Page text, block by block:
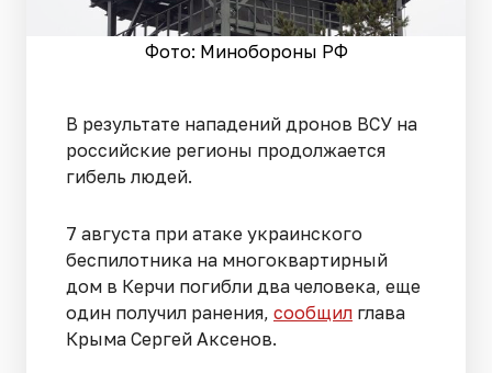
Фото: Минобороны РФ
В результате нападений дронов ВСУ на
российские регионы продолжается
гибель людей.
7 августа при атаке украинского
беспилотника на многоквартирный
дом в Керчи погибли два человека, еще
один получил ранения, сообщил глава
Крыма Сергей Аксенов.